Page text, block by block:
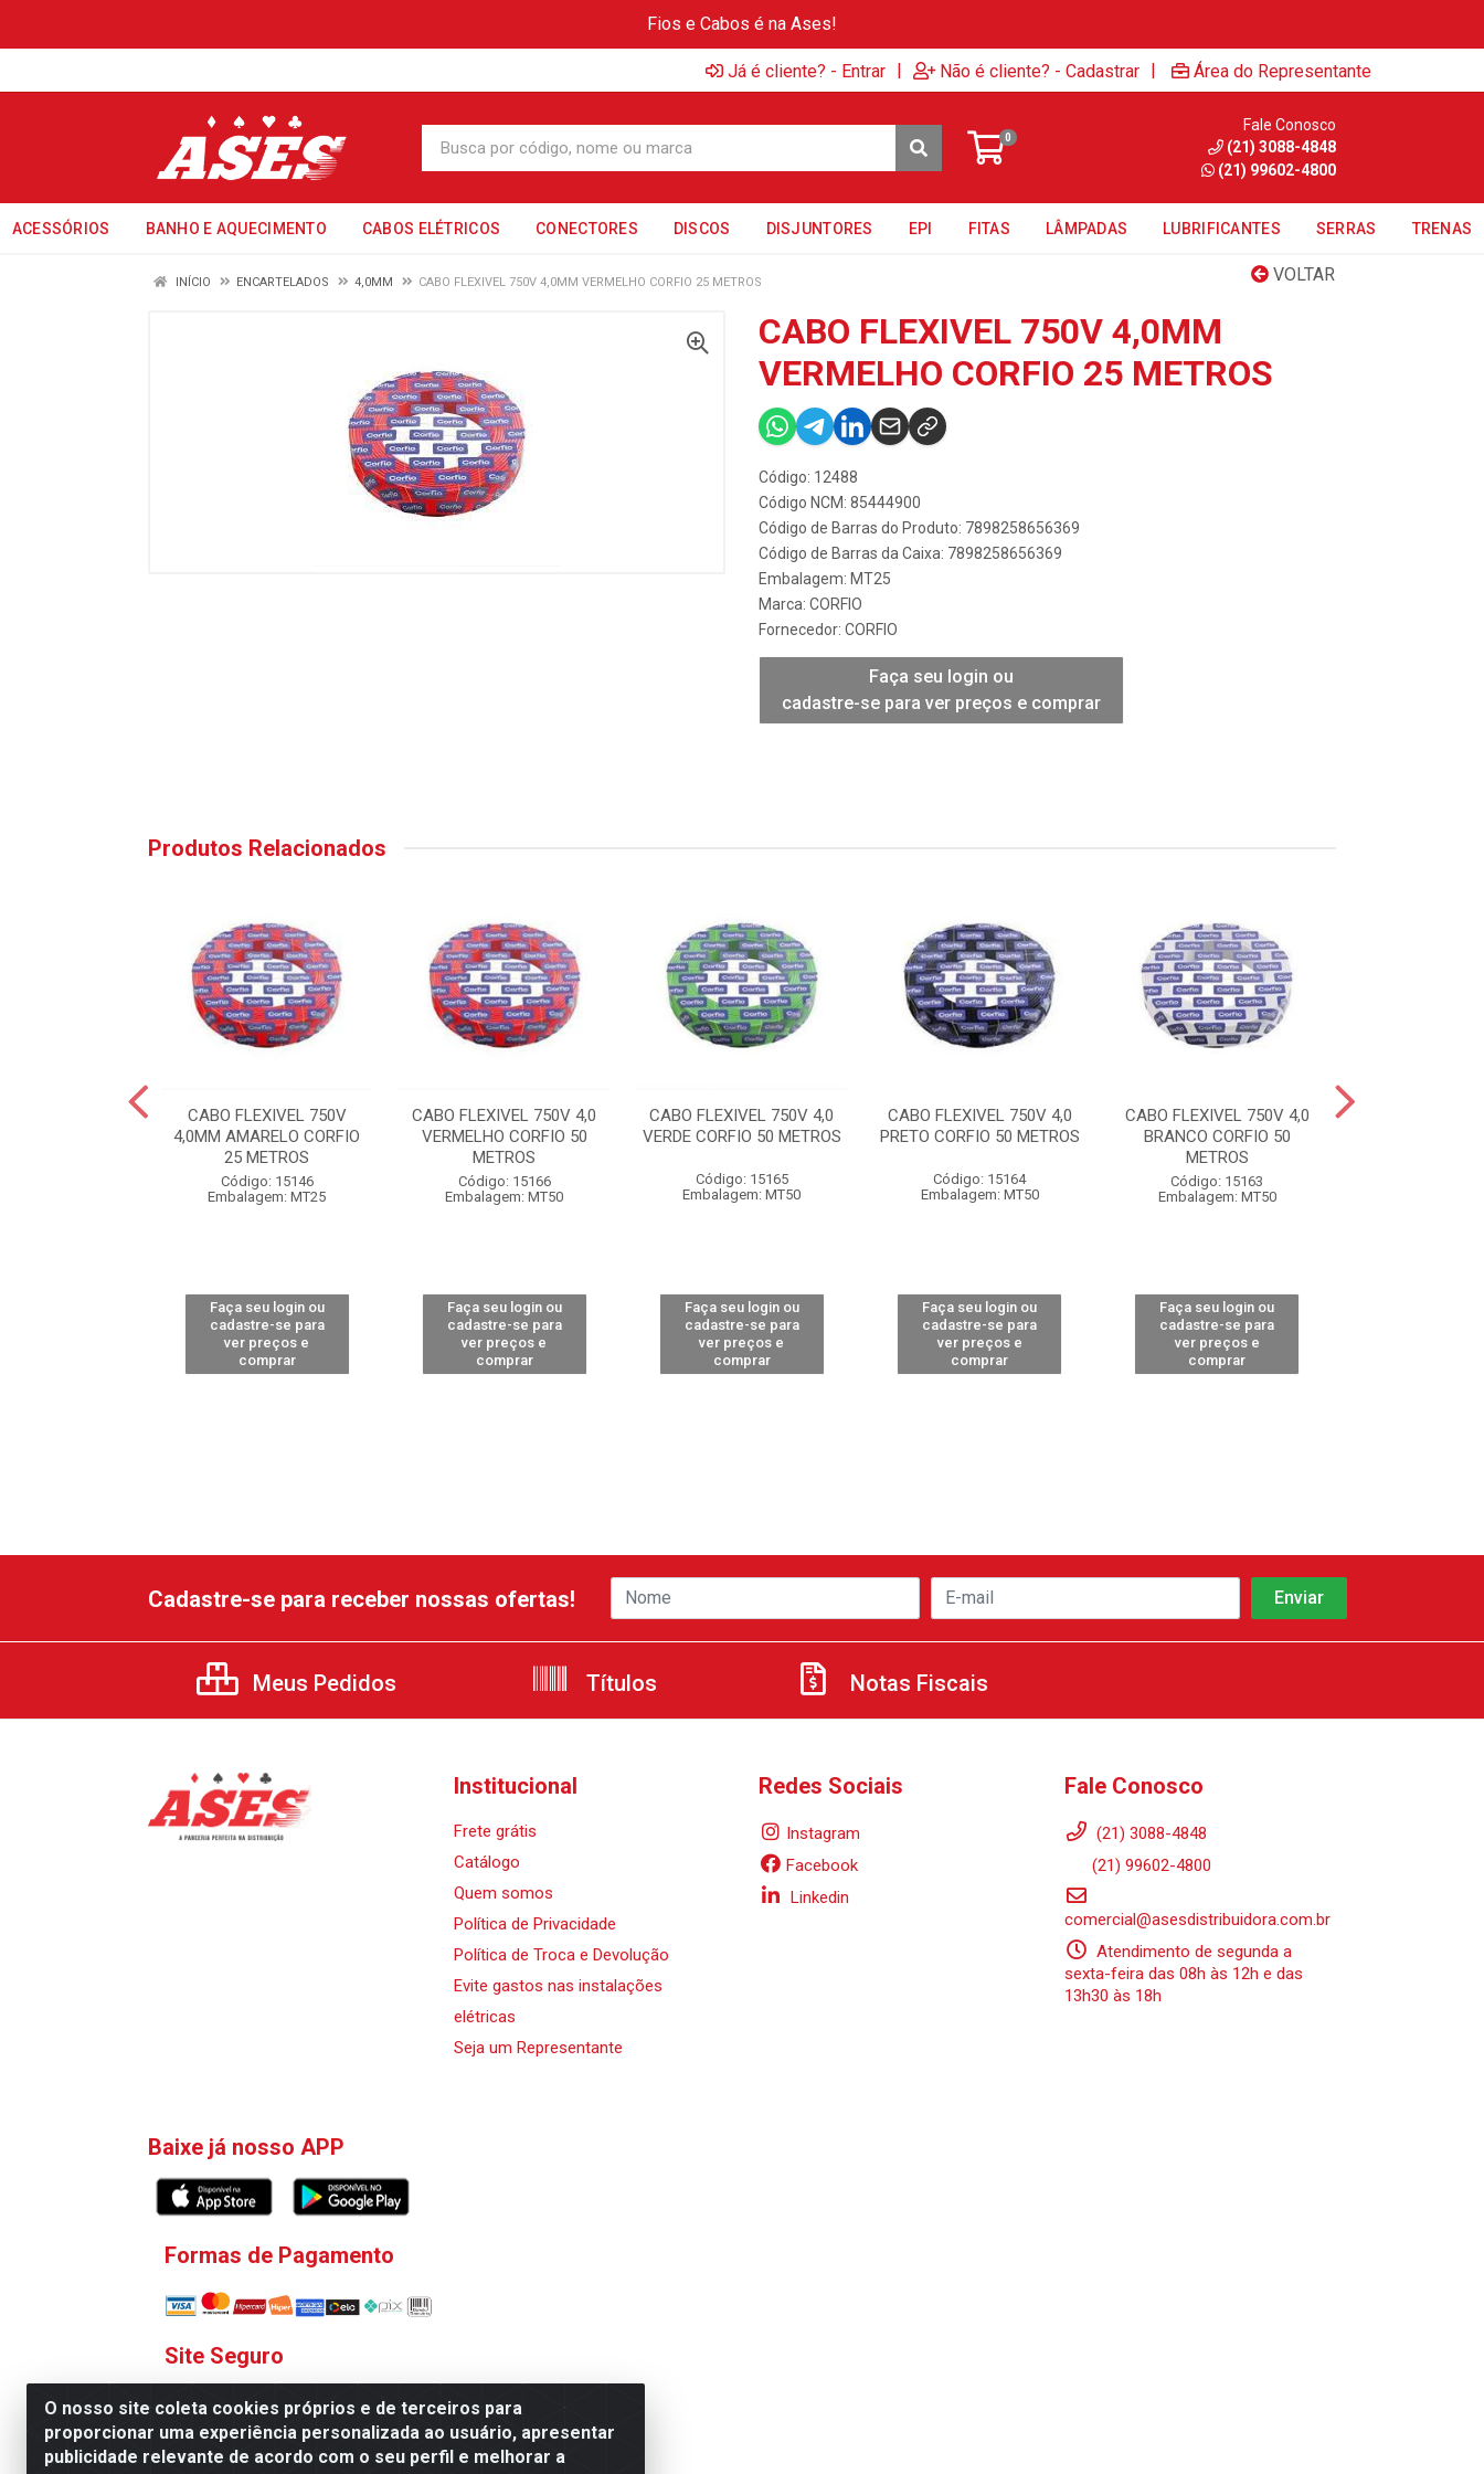
Fios e Cabos é na Ases!
Já é cliente? - Entrar | Não é cliente? - Cadastrar | Área do Representante
0
Fale Conosco
(21) 3088-4848
(21) 99602-4800
ACESSÓRIOS BANHO E AQUECIMENTO CABOS ELÉTRICOS CONECTORES DISCOS DISJUNTORES EPI FITAS LÂMPADAS LUBRIFICANTES SERRAS TRENAS
VOLTAR
INÍCIO ENCARTELADOS 4,0MM CABO FLEXIVEL 750V 4,0MM VERMELHO CORFIO 25 METROS
CABO FLEXIVEL 750V 4,0MM
VERMELHO CORFIO 25 METROS
Código: 12488
Código NCM: 85444900
Código de Barras do Produto: 7898258656369
Código de Barras da Caixa: 7898258656369
Embalagem: MT25
Marca: CORFIO
Fornecedor: CORFIO
Faça seu login ou
cadastre-se para ver preços e comprar
Produtos Relacionados
CABO FLEXIVEL 750V
4,0MM AMARELO CORFIO
25 METROS
Código: 15146
Embalagem: MT25
Faça seu login ou
cadastre-se para
ver preços e
comprar
CABO FLEXIVEL 750V 4,0
VERMELHO CORFIO 50
METROS
Código: 15166
Embalagem: MT50
Faça seu login ou
cadastre-se para
ver preços e
comprar
CABO FLEXIVEL 750V 4,0
VERDE CORFIO 50 METROS
Código: 15165
Embalagem: MT50
Faça seu login ou
cadastre-se para
ver preços e
comprar
CABO FLEXIVEL 750V 4,0
PRETO CORFIO 50 METROS
Código: 15164
Embalagem: MT50
Faça seu login ou
cadastre-se para
ver preços e
comprar
CABO FLEXIVEL 750V 4,0
BRANCO CORFIO 50
METROS
Código: 15163
Embalagem: MT50
Faça seu login ou
cadastre-se para
ver preços e
comprar
O nosso site coleta cookies próprios e de terceiros para
proporcionar uma experiência personalizada ao usuário, apresentar
publicidade relevante de acordo com o seu perfil e melhorar a
Cadastre-se para receber nossas ofertas!
Meus Pedidos Títulos Notas Fiscais
Institucional
Frete grátis
Catálogo
Quem somos
Política de Privacidade
Política de Troca e Devolução
Evite gastos nas instalações
elétricas
Seja um Representante
Redes Sociais
Instagram
Facebook
Linkedin
Fale Conosco
(21) 3088-4848
(21) 99602-4800
comercial@asesdistribuidora.com.br
Atendimento de segunda a
sexta-feira das 08h às 12h e das
13h30 às 18h
Baixe já nosso APP
Formas de Pagamento
Site Seguro